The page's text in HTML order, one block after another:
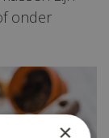
onder
×